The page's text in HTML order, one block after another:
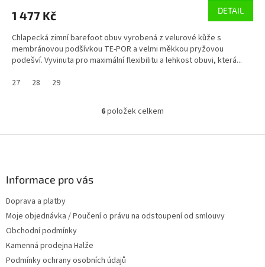
1 477 Kč DETAIL
Chlapecká zimní barefoot obuv vyrobená z velurové kůže s
membránovou podšívkou TE-POR a velmi měkkou pryžovou
podešví. Vyvinuta pro maximální flexibilitu a lehkost obuvi, která...
27
28 29
O
l
r
6položek celkem
Informace pro vás
Doprava a platby
Moje objednávka / Poučení o právu na odstoupení od smlouvy
Obchodní podmínky
Kamenná prodejna Halže
Podmínky ochrany osobních údajů